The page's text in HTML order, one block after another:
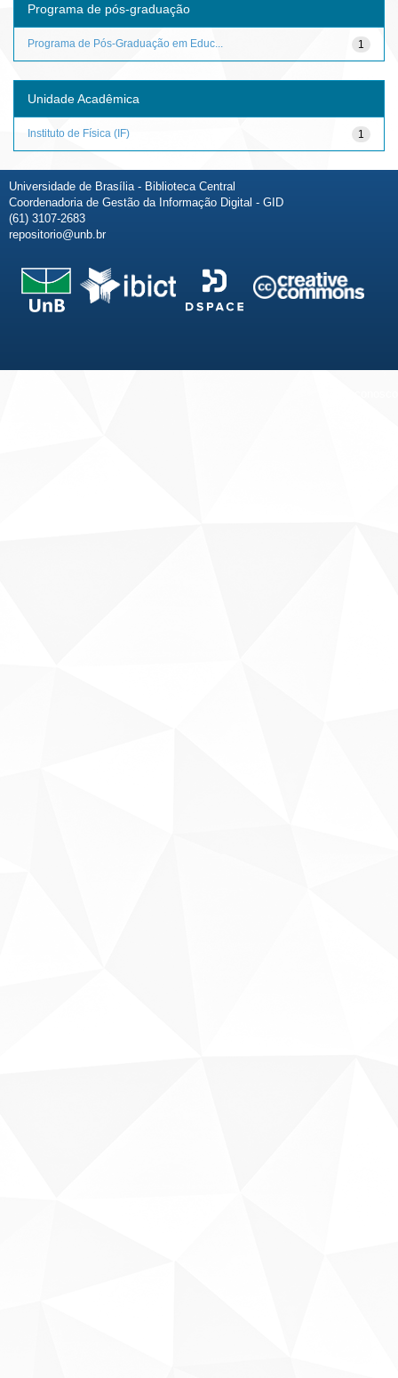
Programa de pós-graduação
1
Programa de Pós-Graduação em Educ...
Unidade Acadêmica
1
Instituto de Física (IF)
Universidade de Brasília - Biblioteca Central
Coordenadoria de Gestão da Informação Digital - GID
(61) 3107-2683
repositorio@unb.br